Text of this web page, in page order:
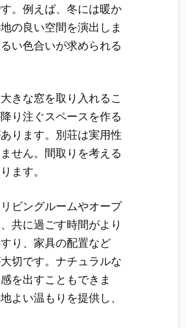
。例えば、冬には暖か
の良い空間を演出しま
い色合いが求められる
きな窓を取り入れるこ
り注ぐスペースを作る
ります。別荘は実用性
せん。間取りを考える
ます。
ビングルームやオープ
共に過ごす時間がより
り、家具の配置など
切です。ナチュラルな
を出すこともできま
よい温もりを提供し、